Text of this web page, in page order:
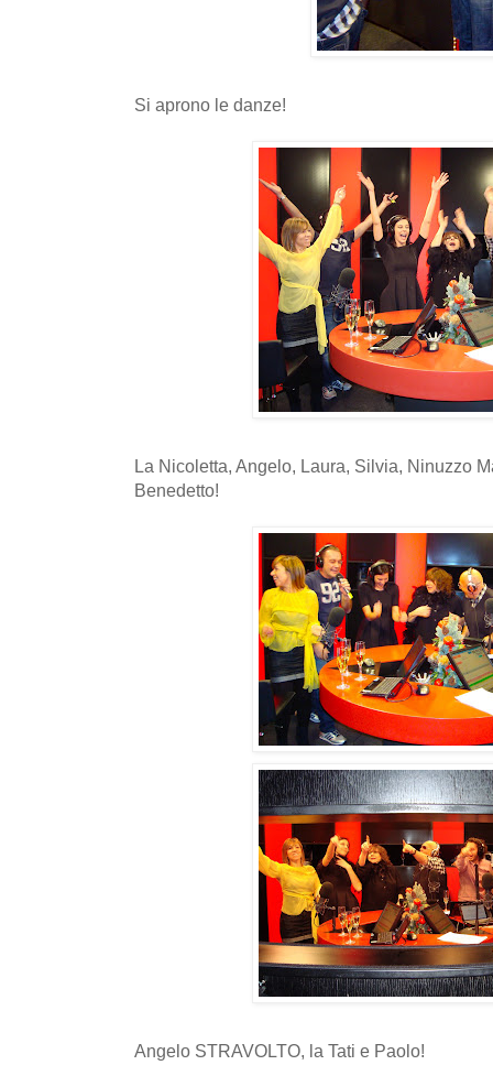
Si aprono le danze!
La Nicoletta, Angelo, Laura, Silvia, Ninuzzo
Benedetto!
Angelo STRAVOLTO, la Tati e Paolo!